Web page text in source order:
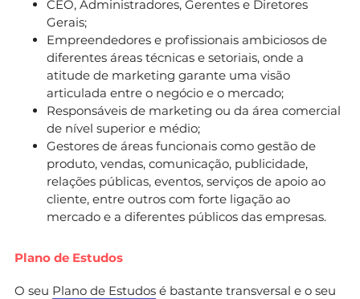
CEO, Administradores, Gerentes e Diretores
Gerais;
Empreendedores e profissionais ambiciosos de
diferentes áreas técnicas e setoriais, onde a
atitude de marketing garante uma visão
articulada entre o negócio e o mercado;
Responsáveis de marketing ou da área comercial
de nível superior e médio;
Gestores de áreas funcionais como gestão de
produto, vendas, comunicação, publicidade,
relações públicas, eventos, serviços de apoio ao
cliente, entre outros com forte ligação ao
mercado e a diferentes públicos das empresas.
Plano de Estudos
O seu Plano de Estudos é bastante transversal e o seu